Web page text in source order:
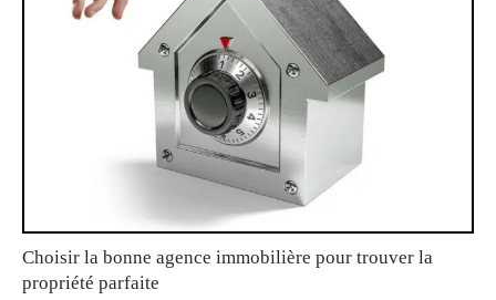
Choisir la bonne agence immobilière pour trouver la
propriété parfaite